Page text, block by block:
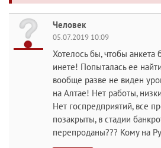
Человек
05.07.2019 10:09
Хотелось бы, чтобы анкета
инете! Попыталась ее
вообще разве не виден
на Алтае! Нет работы,
Нет госпредприятий, все
позакрыты, в стадии
перепроданы??? Кому на